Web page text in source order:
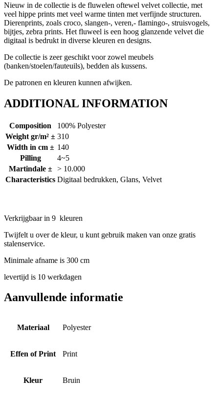
Nieuw in de collectie is de fluwelen oftewel velvet collectie, met
veel hippe prints met veel warme tinten met verfijnde structuren.
Dierenprints, zoals croco, slangen-, veren,- flamingo-, struisvogels,
bijtjes, zebra prints. Het fluweel is een hoog glanzende velvet die
digitaal is bedrukt in diverse kleuren en designs.
De collectie is zeer geschikt voor zowel meubels
(banken/stoelen/fauteuils), bedden als kussens.
De patronen en kleuren kunnen afwijken.
ADDITIONAL INFORMATION
Composition
100% Polyester
Weight gr/m² ± 310
Width in cm ± 140
Pilling
4~5
Martindale ±
> 10.000
Characteristics Digitaal bedrukken, Glans, Velvet
Verkrijgbaar in 9 kleuren
Twijfelt u over de kleur, u kunt gebruik maken van onze gratis
stalenservice.
Minimale afname is 300 cm
levertijd is 10 werkdagen
Aanvullende informatie
Materiaal Polyester
Effen of Print Print
Kleur Bruin